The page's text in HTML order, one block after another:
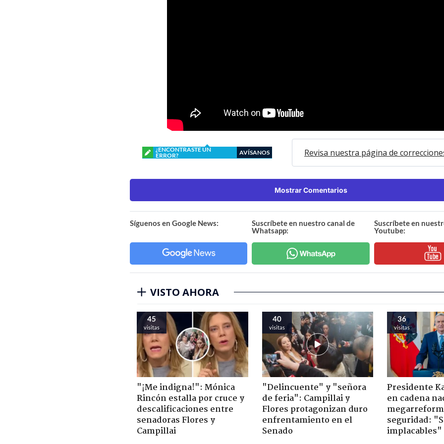
¿ENCONTRASTE UN
ERROR?
AVÍSANOS Revisa nuestra página de
Mostrar Comentarios
Síguenos en Google News:
Suscríbete en nuestro canal de
Whatsapp:
Suscríbete en
Youtube:
VISTO AHORA
45
visitas
"¡Me indigna!": Mónica
Rincón estalla por cruce y
descalificaciones entre
senadoras Flores y
Campillai
40
visitas
"Delincuente" y "señora
de feria": Campillai y
Flores protagonizan duro
enfrentamiento en el
Senado
36
visitas
Presidente
en cadena
seguridad:
implacables"